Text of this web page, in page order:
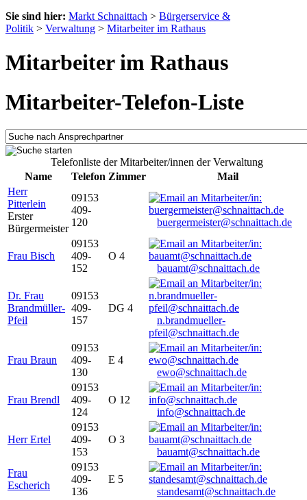
Sie sind hier: Markt Schnaittach > Bürgerservice &
Politik > Verwaltung > Mitarbeiter im Rathaus
Mitarbeiter im Rathaus
Mitarbeiter-Telefon-Liste
Telefonliste der Mitarbeiter/innen der Verwaltung
Name
Telefon Zimmer
Mail
Herr
Pitterlein
Erster
Bürgermeister
09153
409-
120
buergermeister@schnaittach.de
Frau Bisch
09153
409-
152
O 4
bauamt@schnaittach.de
Dr. Frau
Brandmüller-
Pfeil
09153
409-
157
DG 4
n.brandmueller-
pfeil@schnaittach.de
Frau Braun
09153
409-
130
E 4
ewo@schnaittach.de
Frau Brendl
09153
409-
124
O 12
info@schnaittach.de
Herr Ertel
09153
409-
153
O 3
bauamt@schnaittach.de
Frau
Escherich
09153
409-
136
E 5
standesamt@schnaittach.de